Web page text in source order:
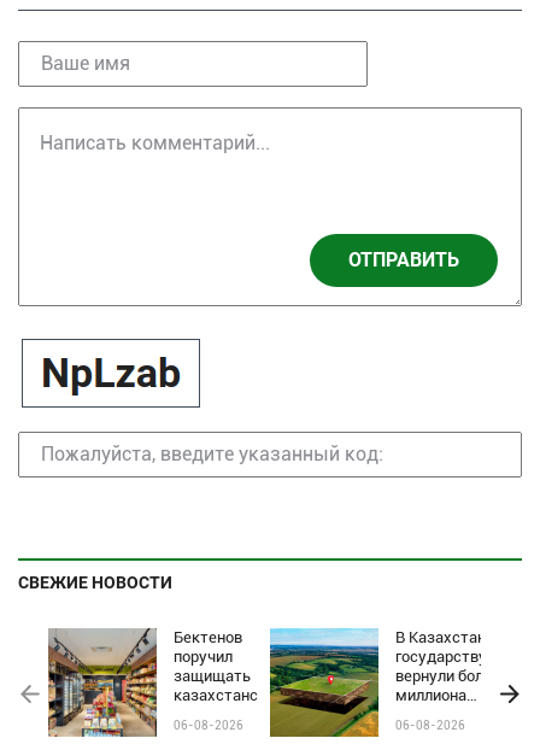
ОТПРАВИТЬ
СВЕЖИЕ НОВОСТИ
Бектенов
поручил
защищать
казахстанские
чёрного пиара
06-08-2026
В Казахстане
государству
вернули более
миллиона
сельхозземель
06-08-2026